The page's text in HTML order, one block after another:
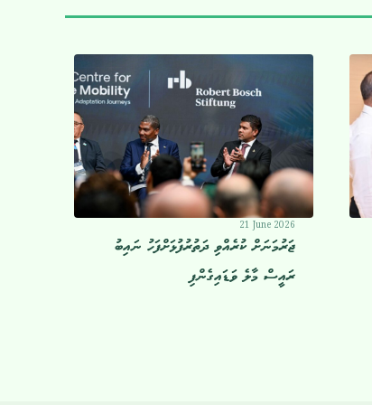
21 June 2026
ޖަރުމަނަށް ކުރެއްވި ދަތުރުފުޅަށްފަހު ނައިބު
ރައީސް މާލެ ވަޑައިގެންފި